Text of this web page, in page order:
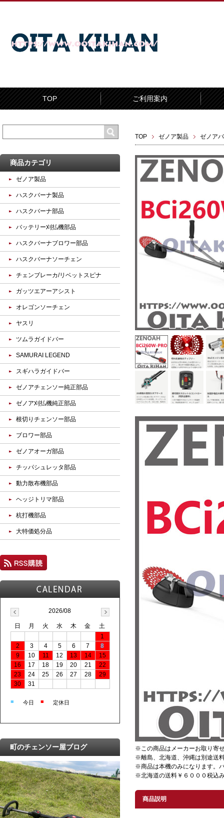
TOP ご利用案内
TOP ゼノア製品 ゼノア
※この商品はメーカーお取り寄
※離島、北海道、沖縄は別途送
※商品は本機のみになります。
※北海道の送料￥６０００税込
商品説明
商品カテゴリ
ゼノア製品
ハスクバーナ製品
ハスクバーナ部品
バッテリー刈払機部品
ハスクバーナブロワー部品
ハスクバーナソーチェン
チェンブレーカ/リベットスピナ
ガッツエアーアシスト
オレゴンソーチェン
ヤスリ
ツムラガイドバー
SAMURAI LEGEND
スギハラガイドバー
ゼノアチェンソー純正部品
ゼノア刈払機純正部品
根切りチェンソー部品
ブロワー部品
ゼノアオーガ部品
チッパシュレッタ部品
動力散布機部品
ヘッジトリマ部品
杭打機部品
大特価処分品
2026/08
日 月 火 水 木 金
土
1
2
3 4 5 6 7
8
9
10 11 12 13 14
15
16
17 18 19 20 21
22
23
24 25 26 27 28
29
30
31
■ 今日 ■ 定休日
町のチェンソー屋ブログ